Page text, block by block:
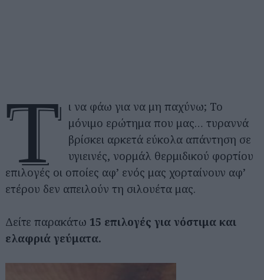
Τ
ι να φάω για να μη παχύνω; Το
μόνιμο ερώτημα που μας… τυραννά
βρίσκει αρκετά εύκολα απάντηση σε
υγιεινές, νορμάλ θερμιδικού φορτίου
επιλογές οι οποίες αφ’ ενός μας χορταίνουν αφ’
ετέρου δεν απειλούν τη σιλουέτα μας.
Δείτε παρακάτω 15 επιλογές για νόστιμα και
ελαφριά γεύματα.